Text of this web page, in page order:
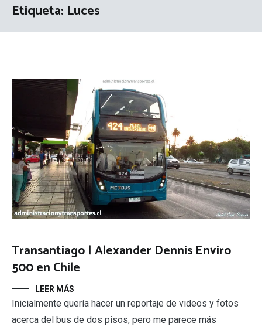
Etiqueta: Luces
Transantiago | Alexander Dennis Enviro
500 en Chile
LEER MÁS
Inicialmente quería hacer un reportaje de videos y fotos
acerca del bus de dos pisos, pero me parece más